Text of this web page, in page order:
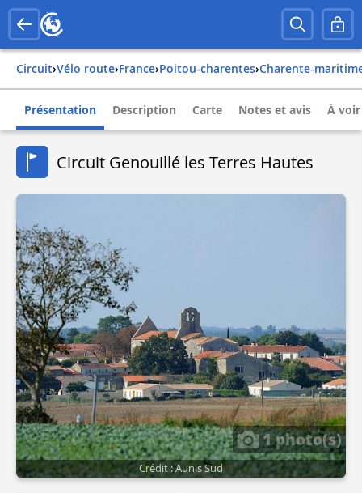
Circuit› Vélo route› france› poitou-charentes› charente-
Présentation Description Carte Notes et avis À
Circuit Genouillé les Terres Hautes
1 photo(s)
Crédit : Aunis Sud